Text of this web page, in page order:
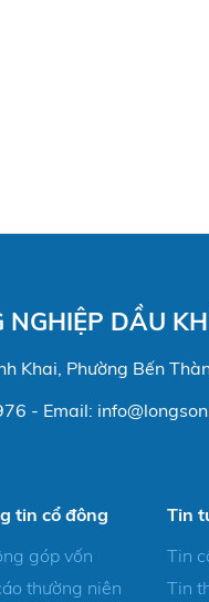
DẦU
Phường Bến
- Email:
tin cổ đông
góp vốn
thường niên
Tin
Tin
Tin